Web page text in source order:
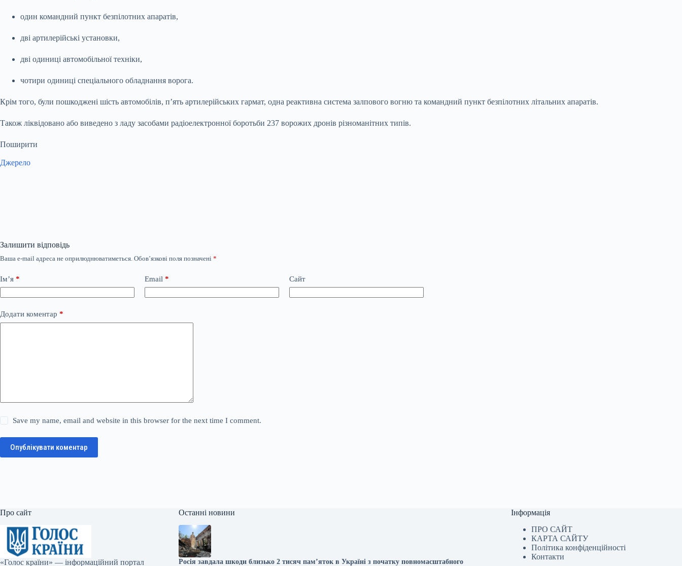
один командний пункт безпілотних апаратів,
дві артилерійські установки,
дві одиниці автомобільної техніки,
чотири одиниці спеціального обладнання ворога.
Крім того, були пошкоджені шість автомобілів, п’ять артилерійських гармат, одна реактивна система залпового вогню та командний пункт безпілотних літальних апаратів.
Також ліквідовано або виведено з ладу засобами радіоелектронної боротьби 237 ворожих дронів різноманітних типів.
Поширити
Джерело
Залишити відповідь
Ваша e-mail адреса не оприлюднюватиметься. Обов’язкові поля позначені *
Ім’я * Email * Сайт
Додати коментар *
Save my name, email and website in this browser for the next time I comment.
Опублікувати коментар
Про сайт
«Голос країни» — інформаційний портал
Останні новини
Росія завдала шкоди близько 2 тисяч пам’яток в Україні з початку повномасштабного
Інформація
ПРО САЙТ
КАРТА САЙТУ
Політика конфіденційності
Контакти